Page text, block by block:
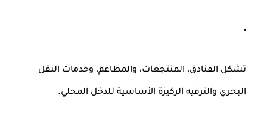
تشكل الفنادق، المنتجعات، والمطاعم، وخدمات النقل
البحري والترفيه الركيزة الأساسية للدخل المحلي.